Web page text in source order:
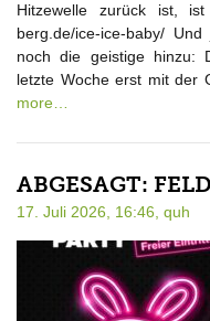
Hitzewelle zurück ist,
berg.de/ice-ice-baby/
noch die geistige hinzu:
letzte Woche erst mit der
more…
ABGESAGT:
17. Juli 2026, 16:46, quh